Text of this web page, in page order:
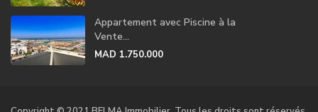
Appartement avec Piscine à la
Vente...
MAD 1.750.000